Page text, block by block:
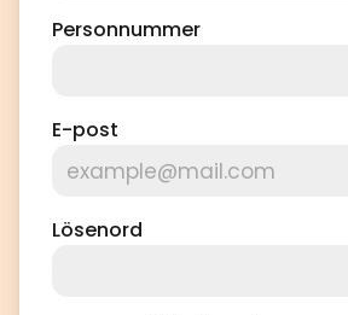
Personnummer
E-post
Lösenord